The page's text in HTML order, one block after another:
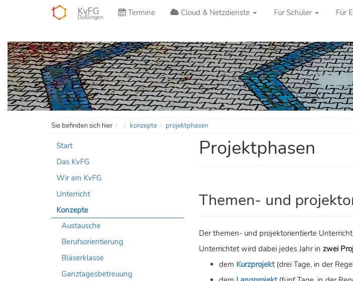
KvFG
Dußlingen Termine Cloud & Netzdienste Für Schüler Für
Sie befinden sich hier Homekonzepte projektphasen
Start
Das KvFG
Wir am KvFG
Unterricht
Konzepte
Austausche
Berufsorientierung
Bläserklasse
Ganztagesbetreuung
Projektphasen
Themen- und
Der themen- und projektorientierte
Unterrichtet wird dabei jedes Jahr in zwei
dem Kurzprojekt(drei Tage, in der